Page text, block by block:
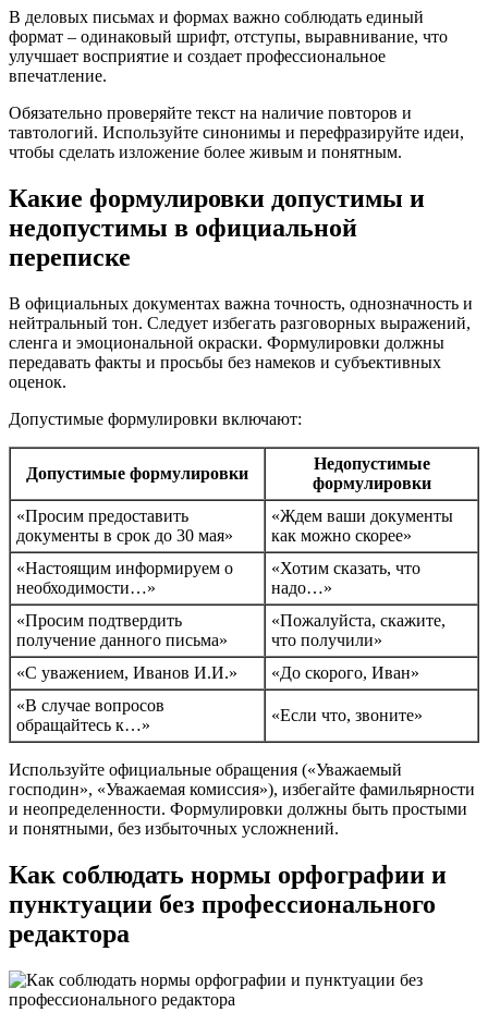
В деловых письмах и формах важно соблюдать единый
формат – одинаковый шрифт, отступы, выравнивание, что
улучшает восприятие и создает профессиональное
впечатление.
Обязательно проверяйте текст на наличие повторов и
тавтологий. Используйте синонимы и перефразируйте идеи,
чтобы сделать изложение более живым и понятным.
Какие формулировки допустимы и
недопустимы в официальной
переписке
В официальных документах важна точность, однозначность и
нейтральный тон. Следует избегать разговорных выражений,
сленга и эмоциональной окраски. Формулировки должны
передавать факты и просьбы без намеков и субъективных
оценок.
Допустимые формулировки включают:
Допустимые формулировки
Недопустимые
формулировки
«Просим предоставить
документы в срок до 30 мая»
«Ждем ваши документы
как можно скорее»
«Настоящим информируем о
необходимости…»
«Хотим сказать, что
надо…»
«Просим подтвердить
получение данного письма»
«Пожалуйста, скажите,
что получили»
«С уважением, Иванов И.И.»
«До скорого, Иван»
«В случае вопросов
обращайтесь к…»
«Если что, звоните»
Используйте официальные обращения («Уважаемый
господин», «Уважаемая комиссия»), избегайте фамильярности
и неопределенности. Формулировки должны быть простыми
и понятными, без избыточных усложнений.
Как соблюдать нормы орфографии и
пунктуации без профессионального
редактора